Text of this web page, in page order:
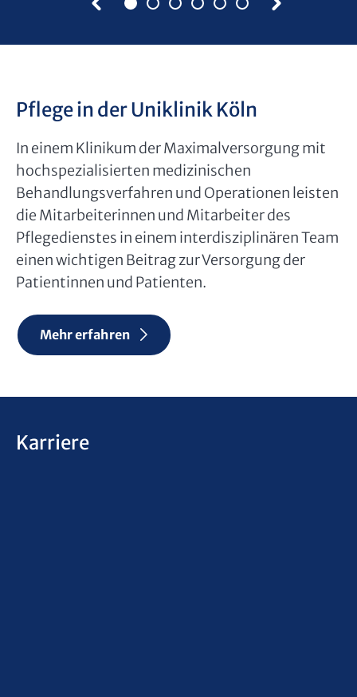
Pflege in der Uniklinik Köln
In einem Klinikum der Maximalversorgung mit
hochspezialisierten medizinischen
Behandlungsverfahren und Operationen leisten
die Mitarbeiterinnen und Mitarbeiter des
Pflegedienstes in einem interdisziplinären Team
einen wichtigen Beitrag zur Versorgung der
Patientinnen und Patienten.
Mehr erfahren
Karriere